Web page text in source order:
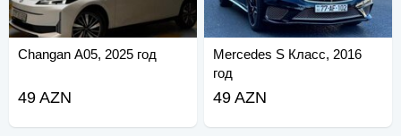
Changan A05, 2025 год
49 AZN
Mercedes S Класс, 2016
год
49 AZN